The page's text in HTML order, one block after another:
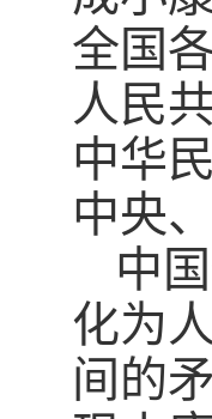
全国
人民
中华
中央
中
化为
间的